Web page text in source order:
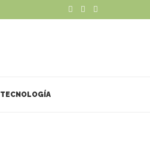
TECNOLOGÍA